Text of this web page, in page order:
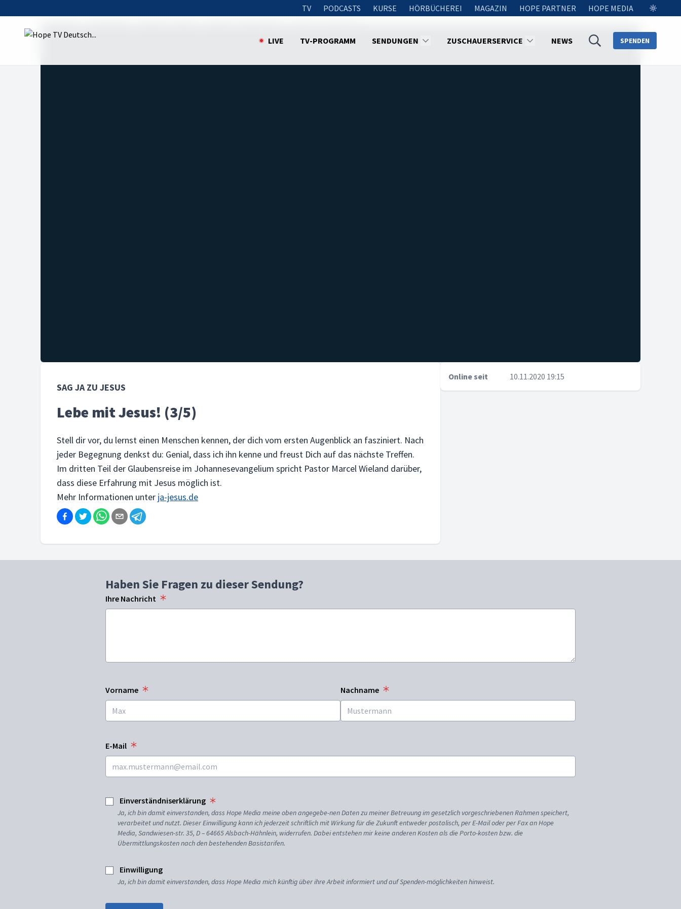
TV PODCASTS KURSE HÖRBÜCHEREI MAGAZIN HOPE PARTNER HOPE MEDIA
LIVE TV-PROGRAMM SENDUNGEN ZUSCHAUERSERVICE NEWS SPENDEN
SAG JA ZU JESUS
Lebe mit Jesus! (3/5)
Stell dir vor, du lernst einen Menschen kennen, der dich vom ersten Augenblick an fasziniert. Nach
jeder Begegnung denkst du: Genial, dass ich ihn kenne und freust Dich auf das nächste Treffen.
Im dritten Teil der Glaubensreise im Johannesevangelium spricht Pastor Marcel Wieland darüber,
dass diese Erfahrung mit Jesus möglich ist.
Mehr Informationen unter ja-jesus.de
Online seit 10.11.2020 19:15
Haben Sie Fragen zu dieser Sendung?
Ihre Nachricht
Vorname Nachname
E-Mail
Einverständniserklärung
Ja, ich bin damit einverstanden, dass Hope Media meine oben angegebe-nen Daten zu meiner Betreuung im gesetzlich vorgeschriebenen Rahmen speichert,
verarbeitet und nutzt. Dieser Einwilligung kann ich jederzeit schriftlich mit Wirkung für die Zukunft entweder postalisch, per E-Mail oder per Fax an Hope
Media, Sandwiesen-str. 35, D – 64665 Alsbach-Hähnlein, widerrufen. Dabei entstehen mir keine anderen Kosten als die Porto-kosten bzw. die
Übermittlungskosten nach den bestehenden Basistarifen.
Einwilligung
Ja, ich bin damit einverstanden, dass Hope Media mich künftig über ihre Arbeit informiert und auf Spenden-möglichkeiten hinweist.